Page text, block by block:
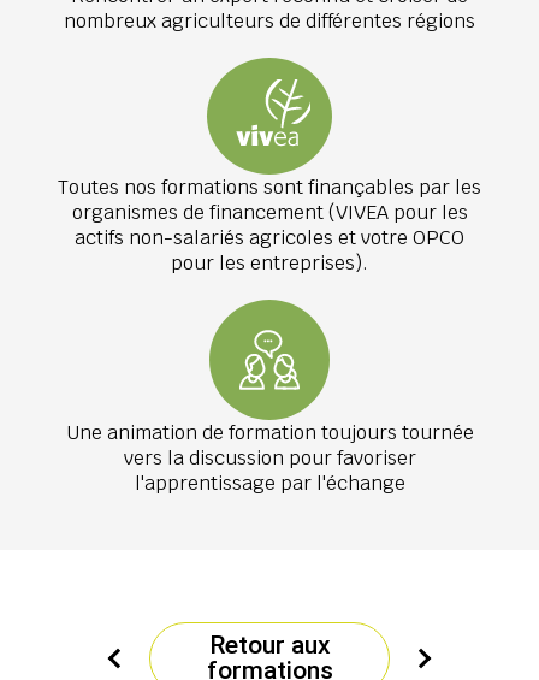
nombreux agriculteurs de différentes régions
Toutes nos formations sont finançables par les
organismes de financement (VIVEA pour les
actifs non-salariés agricoles et votre OPCO
pour les entreprises).
Une animation de formation toujours tournée
vers la discussion pour favoriser
l'apprentissage par l'échange
Retour aux
formations